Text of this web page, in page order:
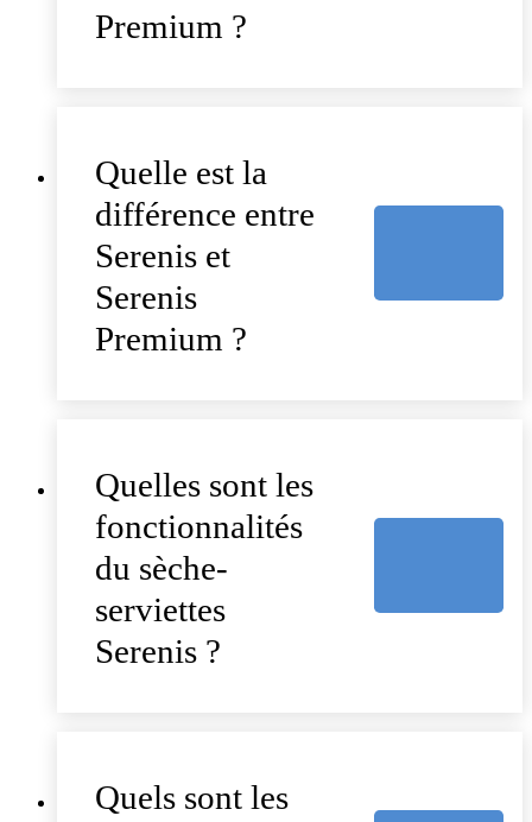
Premium ?
Quelle est la
différence entre
Serenis et
Serenis
Premium ?
Quelles sont les
fonctionnalités
du sèche-
serviettes
Serenis ?
Quels sont les